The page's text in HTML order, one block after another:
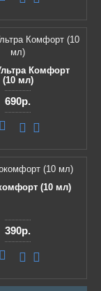
Комфорт
(10 мл)
690р.
(10 мл)
390р.